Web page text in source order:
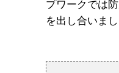
プワークでは
を出し合いまし